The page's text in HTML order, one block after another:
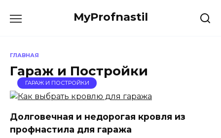
MyProfnastil
ГЛАВНАЯ
Гараж и Постройки
ГАРАЖ И ПОСТРОЙКИ
Долговечная и недорогая кровля из
профнастила для гаража